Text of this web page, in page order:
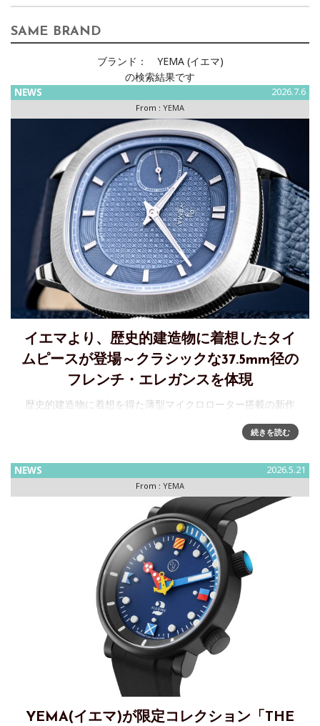
SAME BRAND
ブランド：
YEMA (イエマ)
の検索結果です
NEWS 2026.7.6
From : YEMA
イエマより、歴史的建造物に着想したタイ
ムピースが登場～クラシックな37.5mm径の
フレンチ・エレガンスを体現
歴史的建造物に着想を得た薄型マイクロローター搭載の新作
ランスの独立系本格時計ブランド「YEMA（イエマ）」は、自
ォッチ『
続きを読む
NEWS 2026.5.21
From : YEMA
YEMA(イエマ)が限定コレクション「THE